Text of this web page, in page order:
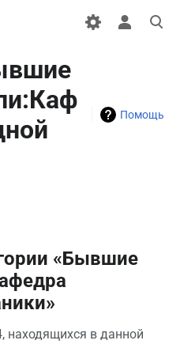
Открыть
поиск
Помощь
«Бывшие
находящихся в данной